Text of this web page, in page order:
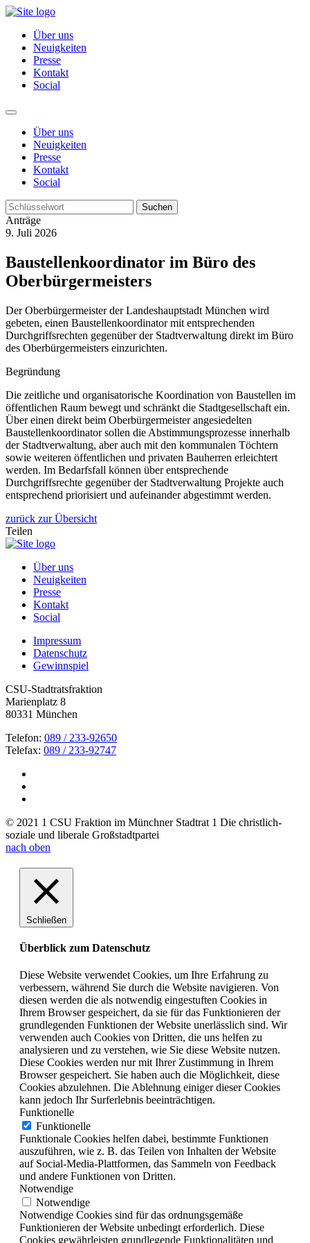
Über uns
Neuigkeiten
Presse
Kontakt
Social
Über uns
Neuigkeiten
Presse
Kontakt
Social
Suchen
Anträge
9. Juli 2026
Baustellenkoordinator im Büro des
Oberbürgermeisters
Der Oberbürgermeister der Landeshauptstadt München wird
gebeten, einen Baustellenkoordinator mit entsprechenden
Durchgriffsrechten gegenüber der Stadtverwaltung direkt im Büro
des Oberbürgermeisters einzurichten.
Begründung
Die zeitliche und organisatorische Koordination von Baustellen im
öffentlichen Raum bewegt und schränkt die Stadtgesellschaft ein.
Über einen direkt beim Oberbürgermeister angesiedelten
Baustellenkoordinator sollen die Abstimmungsprozesse innerhalb
der Stadtverwaltung, aber auch mit den kommunalen Töchtern
sowie weiteren öffentlichen und privaten Bauherren erleichtert
werden. Im Bedarfsfall können über entsprechende
Durchgriffsrechte gegenüber der Stadtverwaltung Projekte auch
entsprechend priorisiert und aufeinander abgestimmt werden.
zurück zur Übersicht
Teilen
Über uns
Neuigkeiten
Presse
Kontakt
Social
Impressum
Datenschutz
Gewinnspiel
CSU-Stadtratsfraktion
Marienplatz 8
80331 München
Telefon: 089 / 233-92650
Telefax: 089 / 233-92747
© 2021 1 CSU Fraktion im Münchner Stadtrat 1 Die christlich-
soziale und liberale Großstadtpartei
nach oben
Schließen
Überblick zum Datenschutz
Diese Website verwendet Cookies, um Ihre Erfahrung zu
verbessern, während Sie durch die Website navigieren. Von
diesen werden die als notwendig eingestuften Cookies in
Ihrem Browser gespeichert, da sie für das Funktionieren der
grundlegenden Funktionen der Website unerlässlich sind. Wir
verwenden auch Cookies von Dritten, die uns helfen zu
analysieren und zu verstehen, wie Sie diese Website nutzen.
Diese Cookies werden nur mit Ihrer Zustimmung in Ihrem
Browser gespeichert. Sie haben auch die Möglichkeit, diese
Cookies abzulehnen. Die Ablehnung einiger dieser Cookies
kann jedoch Ihr Surferlebnis beeinträchtigen.
Funktionelle
Funktionelle
Funktionale Cookies helfen dabei, bestimmte Funktionen
auszuführen, wie z. B. das Teilen von Inhalten der Website
auf Social-Media-Plattformen, das Sammeln von Feedback
und andere Funktionen von Dritten.
Notwendige
Notwendige
Notwendige Cookies sind für das ordnungsgemäße
Funktionieren der Website unbedingt erforderlich. Diese
Cookies gewährleisten grundlegende Funktionalitäten und